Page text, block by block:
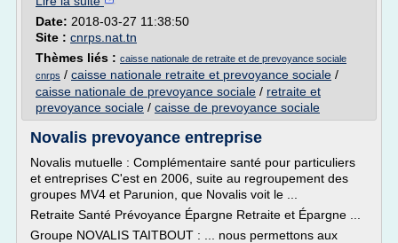
Date: 2018-03-27 11:38:50
Site : cnrps.nat.tn
Thèmes liés : caisse nationale de retraite et de prevoyance sociale
cnrps / caisse nationale retraite et prevoyance sociale /
caisse nationale de prevoyance sociale / retraite et
prevoyance sociale / caisse de prevoyance sociale
Novalis prevoyance entreprise
Novalis mutuelle : Complémentaire santé pour particuliers
et entreprises C'est en 2006, suite au regroupement des
groupes MV4 et Parunion, que Novalis voit le ...
Retraite Santé Prévoyance Épargne Retraite et Épargne ...
Groupe NOVALIS TAITBOUT : ... nous permettons aux